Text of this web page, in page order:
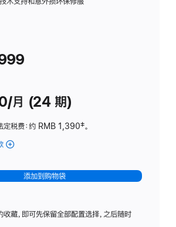
月 (24 期)
定税费：约 RMB 1,390脚
‡。
(Studio
-
标
璃
添加到购物袋
藏，即可先保留全部配置选择，之后随时